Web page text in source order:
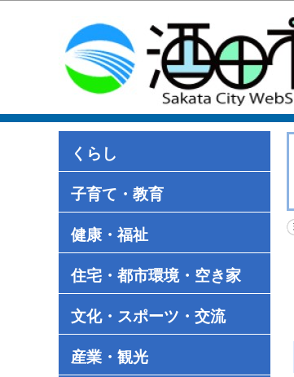
くらし
子育て・教育
健康・福祉
住宅・都市環境・空き家
文化・スポーツ・交流
産業・観光